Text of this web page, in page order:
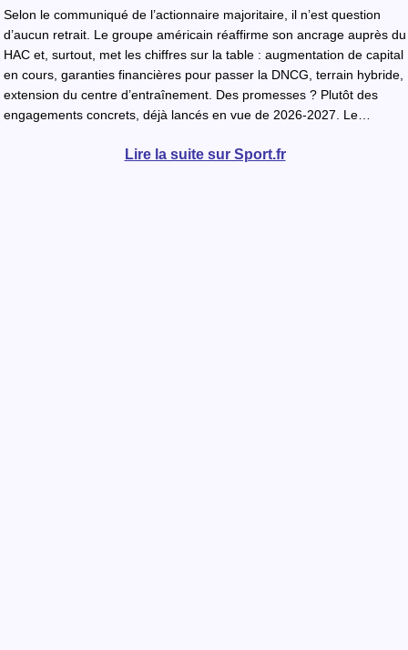
Selon le communiqué de l’actionnaire majoritaire, il n’est question
d’aucun retrait. Le groupe américain réaffirme son ancrage auprès du
HAC et, surtout, met les chiffres sur la table : augmentation de capital
en cours, garanties financières pour passer la DNCG, terrain hybride,
extension du centre d’entraînement. Des promesses ? Plutôt des
engagements concrets, déjà lancés en vue de 2026-2027. Le…
Lire la suite sur Sport.fr